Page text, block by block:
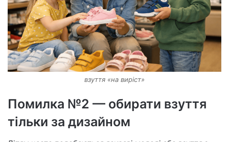
взуття «на виріст»
Помилка №2 — обирати взуття
тільки за дизайном